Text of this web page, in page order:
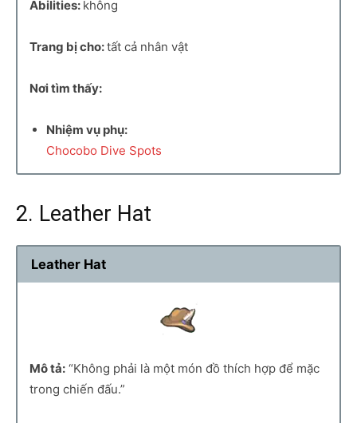
Abilities: không
Trang bị cho:tất cả nhân vật
Nơi tìm thấy:
Nhiệm vụ phụ:
Chocobo Dive Spots
2. Leather Hat
Leather Hat
Mô tả: “Không phải là một món đồ thích hợp để mặc
trong chiến đấu.”